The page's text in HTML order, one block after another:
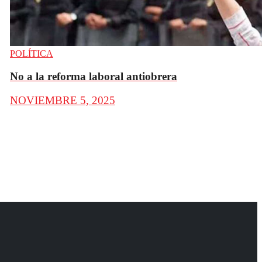
POLÍTICA
No a la reforma laboral antiobrera
NOVIEMBRE 5, 2025